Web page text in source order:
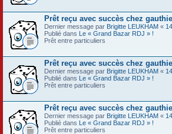
Prêt reçu avec succès chez
Dernier message par Brigitte LEUKHAM «
Publié dans Le « Grand Bazar RDJ » !
Prêt entre particuliers
Prêt reçu avec succès chez
Dernier message par Brigitte LEUKHAM «
Publié dans Le « Grand Bazar RDJ » !
Prêt entre particuliers
Prêt reçu avec succès chez
Dernier message par Brigitte LEUKHAM «
Publié dans Le « Grand Bazar RDJ » !
Prêt entre particuliers